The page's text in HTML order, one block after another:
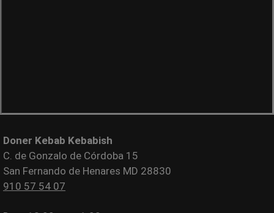
Doner Kebab Kebabish
C. de Gonzalo de Córdoba 15
San Fernando de Henares MD 28830
910 57 54 07